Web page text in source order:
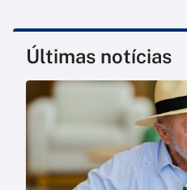
Últimas notícias